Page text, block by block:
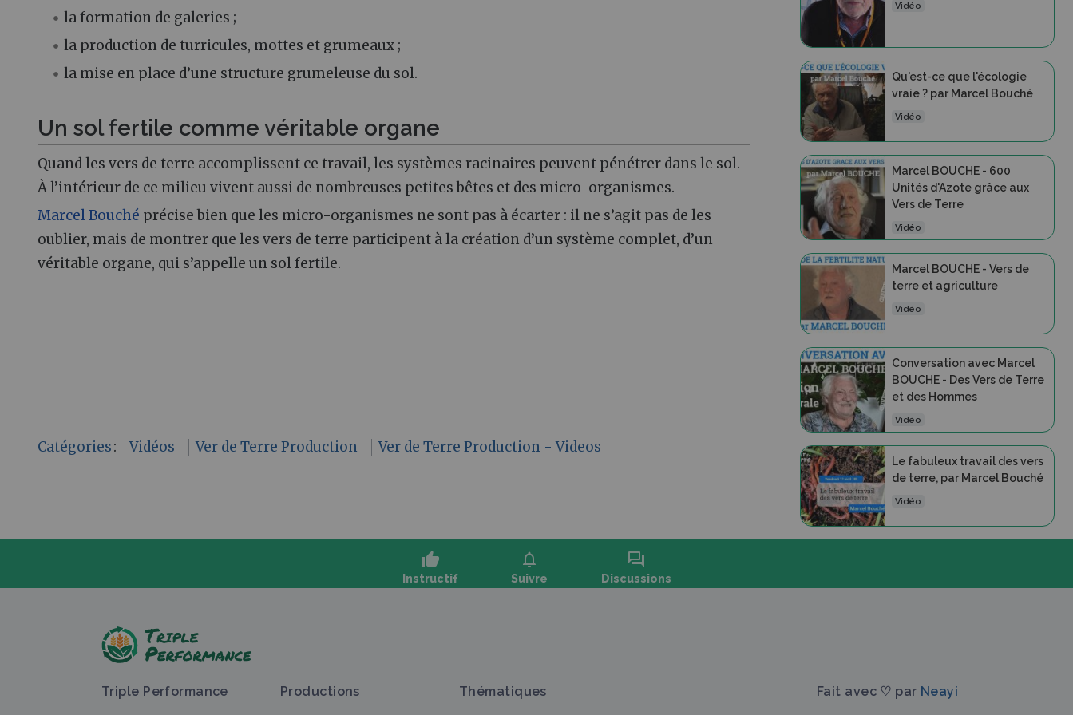
la formation de galeries ;
la production de turricules, mottes et grumeaux ;
la mise en place d’une structure grumeleuse du sol.
Un sol fertile comme véritable organe
Quand les vers de terre accomplissent ce travail, les systèmes racinaires peuvent pénétrer dans le sol.
À l’intérieur de ce milieu vivent aussi de nombreuses petites bêtes et des micro-organismes.
Marcel Bouché précise bien que les micro-organismes ne sont pas à écarter : il ne s’agit pas de les
oublier, mais de montrer que les vers de terre participent à la création d’un système complet, d’un
véritable organe, qui s’appelle un sol fertile.
Catégories: Vidéos Ver de Terre Production Ver de Terre Production - Videos
Vidéo
Qu'est-ce que l'écologie
vraie ? par Marcel Bouché
Vidéo
Marcel BOUCHE - 600
Unités d'Azote grâce aux
Vers de Terre
Vidéo
Marcel BOUCHE - Vers de
terre et agriculture
Vidéo
Conversation avec Marcel
BOUCHE - Des Vers de Terre
et des Hommes
Vidéo
Le fabuleux travail des vers
de terre, par Marcel Bouché
Vidéo
thumb_up
Instructif
notifications
Suivre
forum
Discussions
Triple Performance Productions Thématiques Fait avec ♡ par Neayi